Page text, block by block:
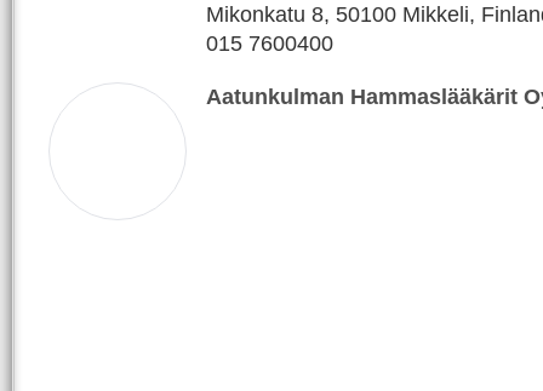
Mikonkatu 8, 50100 Mikkeli,
015 7600400
Aatunkulman Hammaslääkärit